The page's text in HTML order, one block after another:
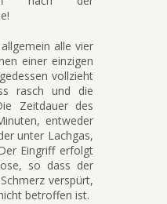
alle vier
einer einzigen
vollzieht
rasch und die
Zeitdauer des
entweder
unter Lachgas,
Eingriff erfolgt
so dass der
verspürt,
betroffen ist.